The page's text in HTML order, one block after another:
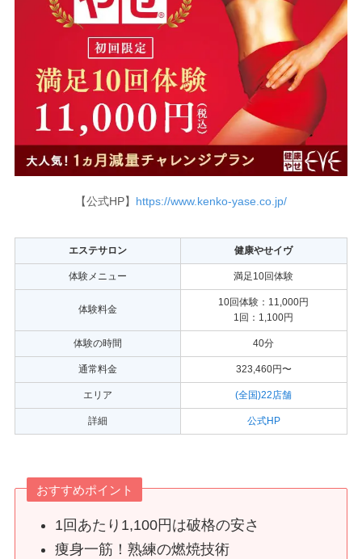
【公式HP】 https://www.kenko-yase.co.jp/
エステサロン 健康やせイヴ
体験メニュー 満足10回体験
体験料金
10回体験：11,000円
1回：1,100円
体験の時間 40分
通常料金 323,460円〜
エリア (全国)22店舗
詳細 公式HP
おすすめポイント
1回あたり1,100円は破格の安さ
痩身一筋！熟練の燃焼技術